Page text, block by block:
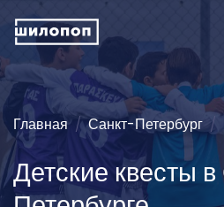
Главная Санкт-Петербург
Детские квесты